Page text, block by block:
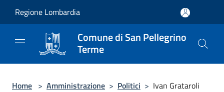
Regione Lombardia
Comune di San Pellegrino
Terme
Home > Amministrazione > Politici > Ivan Grataroli